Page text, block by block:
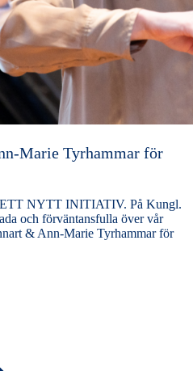
Marie Tyrhammar för
NYTT INITIATIV. På Kungl.
och förväntansfulla över vår
& Ann-Marie Tyrhammar för